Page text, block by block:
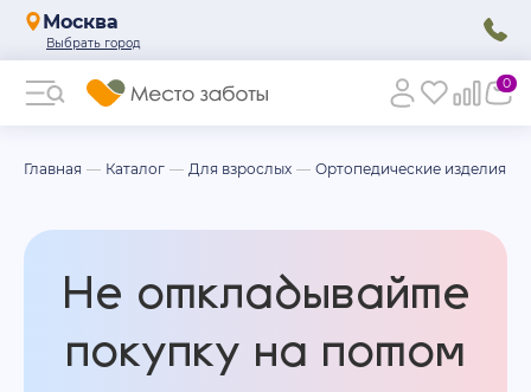
Москва
0
Главная Каталог Для взрослых Ортопедические изделия
Не откладывайте
покупку на потом